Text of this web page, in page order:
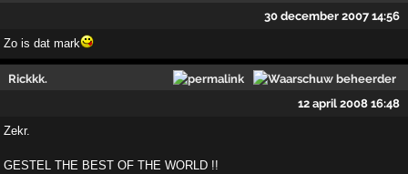
30 december 2007 14:56
Zo is dat mark
Rickkk.
12 april 2008 16:48
Zekr.
GESTEL THE BEST OF THE WORLD !!